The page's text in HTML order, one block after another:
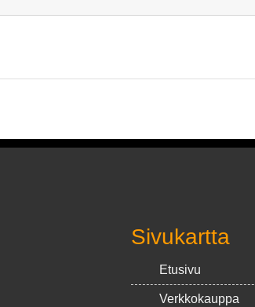
Sivukartta
Etusivu
Verkkokauppa